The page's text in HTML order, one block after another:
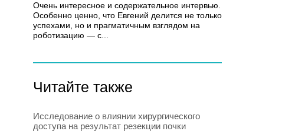
Очень интересное и содержательное интервью.
Особенно ценно, что Евгений делится не только
успехами, но и прагматичным взглядом на
роботизацию — с...
Читайте также
Исследование о влиянии хирургического
доступа на результат резекции почки